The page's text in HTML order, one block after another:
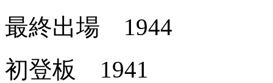
最終出場 1944
初登板 1941